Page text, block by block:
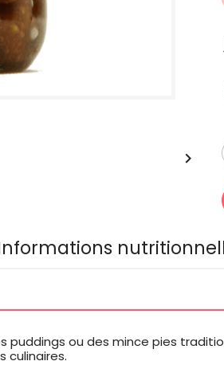

puddings ou des mince pies
culinaires.